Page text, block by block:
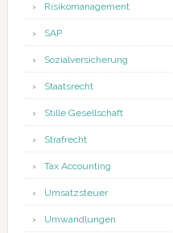
Risikomanagement
SAP
Sozialversicherung
Staatsrecht
Stille Gesellschaft
Strafrecht
Tax Accounting
Umsatzsteuer
Umwandlungen